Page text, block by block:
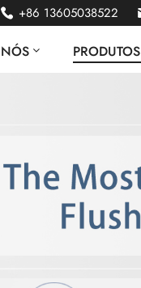
+86 13605038522
PRODUTOS